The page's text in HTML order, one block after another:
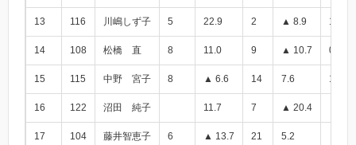
13 116 川嶋しず子 5 22.9 2 ▲ 8.9 14.0
14 108 松橋 直 8 11.0 9 ▲ 10.7 0.3
15 115 中野 宮子 8 ▲ 6.6 14 7.6 1.0
16 122 沼田 純子 11.7 7 ▲ 20.4
17 104 藤井智恵子 6 ▲ 13.7 21 5.2